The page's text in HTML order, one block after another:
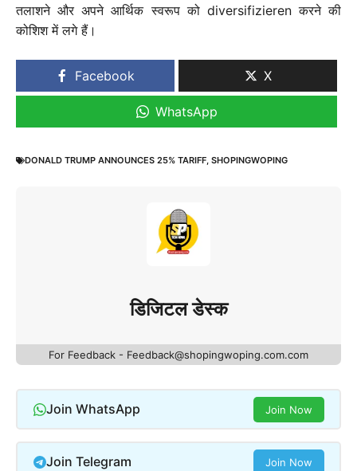
तलाशने और अपने आर्थिक स्वरूप को diversifizieren करने की
कोशिश में लगे हैं।
Facebook X
WhatsApp
DONALD TRUMP ANNOUNCES 25% TARIFF, SHOPINGWOPING
डिजिटल डेस्क
For Feedback - Feedback@shopingwoping.com.com
Join WhatsApp Join Now
Join Telegram Join Now